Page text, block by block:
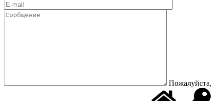
Пожалуйста,